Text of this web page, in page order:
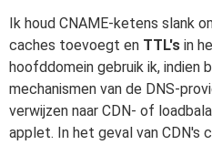
Ik houd CNAME-ketens slank
caches toevoegt en TTL's in
hoofddomein gebruik ik, indien
mechanismen van de DNS-
verwijzen naar CDN- of
applet. In het geval van CDN's